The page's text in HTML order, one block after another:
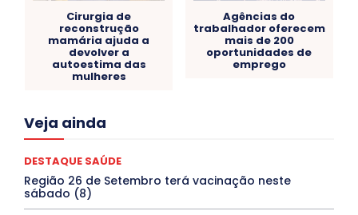
Cirurgia de
reconstrução
mamária ajuda a
devolver a
autoestima das
mulheres
Agências do
trabalhador oferecem
mais de 200
oportunidades de
emprego
Veja ainda
Acre
Congressuanas & Esplanadumas
Covid-19
Crônica Política Crônicas
Cultura e Tal
DANÇA Dengue
DESTAQUE BRASIL
DESTAQUE SAÚDE
Região 26 de Setembro terá vacinação neste
sábado (8)